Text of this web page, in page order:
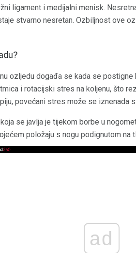
ligament i medijalni menisk.
stvarno nesretan. Ozbiljnost ove
ozljedu događa se kada se postigne
i rotacijski stres na koljenu, što
povećani stres može se
se javlja je tijekom borbe u
položaju s nogu podignutom na
ad